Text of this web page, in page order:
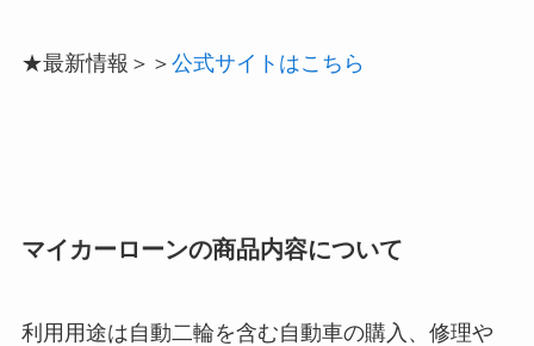
★最新情報＞＞ 公式サイトはこちら
マイカーローンの商品内容について
利用用途は自動二輪を含む自動車の購入、修理や